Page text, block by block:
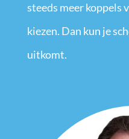
steeds meer koppels
kiezen. Dan kun je
uitkomt.